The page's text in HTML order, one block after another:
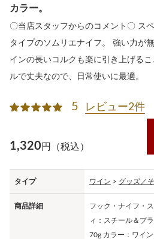
カラー。
〇当店スタッフからのコメント〇 ス
タイプのソムリエナイフ。 強い力が
インの長いコルクも楽に引き上げる
ルで丈夫なので、日常使いに最適。
5 レビュー2件
1,320円（税込）
タイプ ワイン > グッズ／
商品詳細
フック・ナイフ・
ィ：スチール＆プ
70g カラー：ワイ